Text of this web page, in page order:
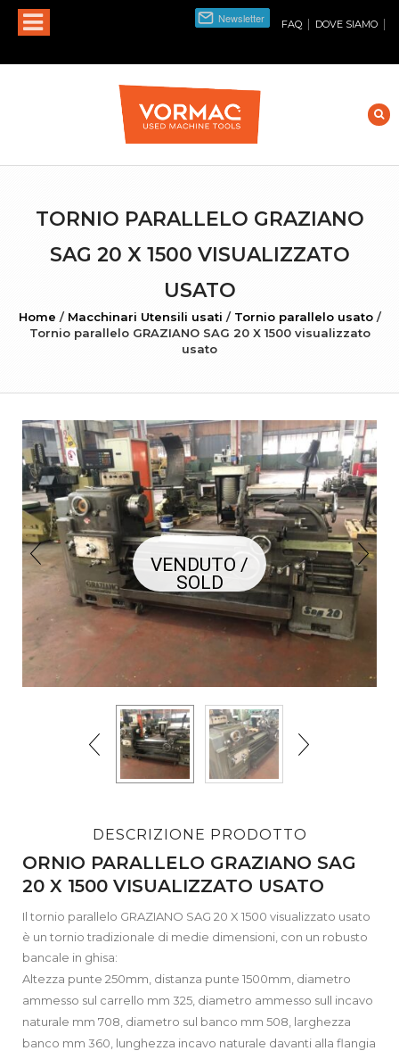
FAQ | DOVE SIAMO |
TORNIO PARALLELO GRAZIANO
SAG 20 X 1500 VISUALIZZATO
USATO
Home / Macchinari Utensili usati / Tornio parallelo usato /
Tornio parallelo GRAZIANO SAG 20 X 1500 visualizzato
usato
VENDUTO /
SOLD
DESCRIZIONE PRODOTTO
ORNIO PARALLELO GRAZIANO SAG
20 X 1500 VISUALIZZATO USATO
Il tornio parallelo GRAZIANO SAG 20 X 1500 visualizzato usato
è un tornio tradizionale di medie dimensioni, con un robusto
bancale in ghisa:
Altezza punte 250mm, distanza punte 1500mm, diametro
ammesso sul carrello mm 325, diametro ammesso sull incavo
naturale mm 708, diametro sul banco mm 508, larghezza
banco mm 360, lunghezza incavo naturale davanti alla flangia